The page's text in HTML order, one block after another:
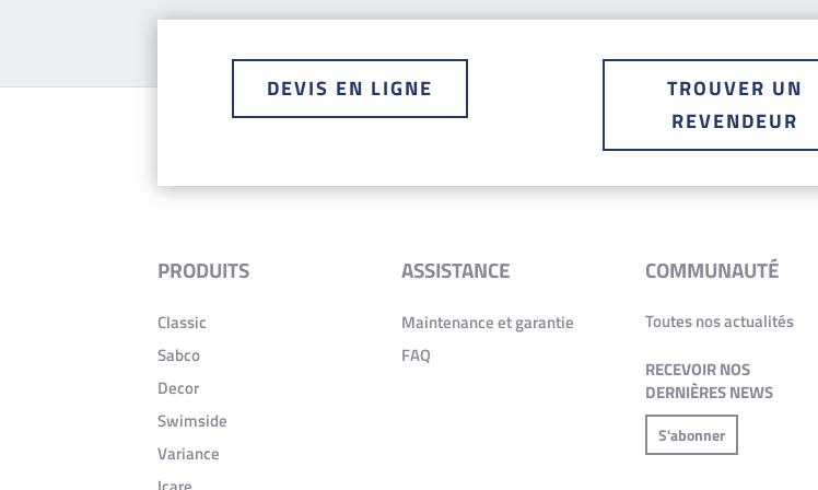
DEVIS EN LIGNE
TROUVER UN
REVENDEUR
PRODUITS
Classic
Sabco
Decor
Swimside
Variance
ASSISTANCE
Maintenance et garantie
FAQ
COMMUNAUTÉ
Toutes nos actualités
RECEVOIR NOS
DERNIÈRES NEWS
S'abonner